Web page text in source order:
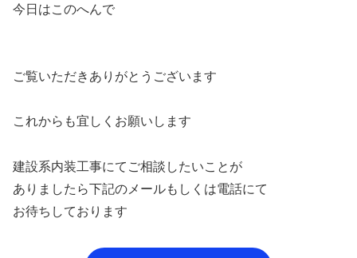
今日はこのへんで
ご覧いただきありがとうございます
これからも宜しくお願いします
建設系内装工事にてご相談したいことが
ありましたら下記のメールもしくは電話にて
お待ちしております